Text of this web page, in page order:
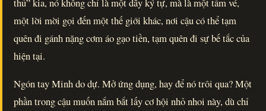
một lời mời gọi đến một thế giới khác, nơi cậu có thể tạm
quên đi gánh nặng cơm áo gạo tiền, tạm quên đi sự bế tắc của
hiện tại.
Ngón tay Minh do dự. Mở ứng dụng, hay để nó trôi qua? Một
phần trong cậu muốn nắm bắt lấy cơ hội nhỏ nhoi này, dù chỉ